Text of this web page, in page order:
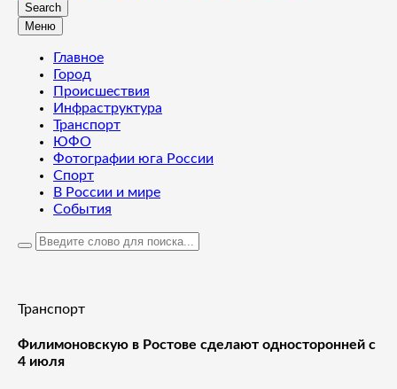
Search
Меню
Главное
Город
Происшествия
Инфраструктура
Транспорт
ЮФО
Фотографии юга России
Спорт
В России и мире
События
Транспорт
Филимоновскую в Ростове сделают односторонней с
4 июля